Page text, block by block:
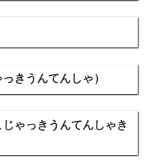
きうんてんしゃ）
ゃっきうんてんしゃき